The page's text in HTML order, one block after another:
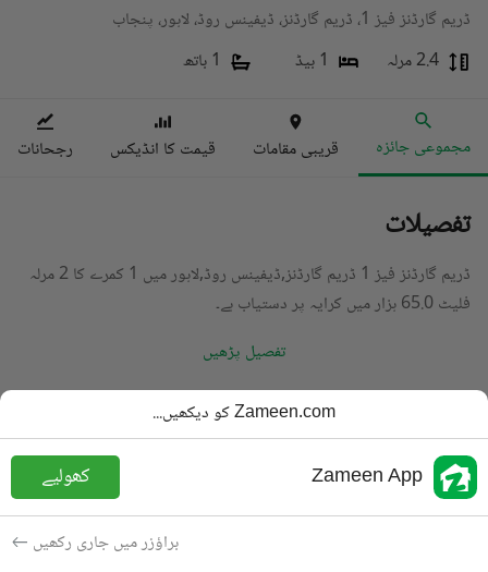
ڈریم گارڈنز فیز 1، ڈریم گارڈنز، ڈیفینس روڈ، لاہور، پنجاب
2.4 مرلہ
1 بیڈ 1 باتھ
مجموعی جائزہ قریبی مقامات قیمت کا انڈیکس رجحانات
تفصیلات
ڈریم گارڈنز فیز 1 ڈریم گارڈنز,ڈیفینس روڈ,لاہور میں 1 کمرے کا 2 مرلہ
فلیٹ 65.0 ہزار میں کرایہ پر دستیاب ہے۔
تفصیل پڑھیں
فلیٹ
قیمت
PKR
65 ہزار
باتھ
رقبہ
2.4 مرلہ
کرایہ پر دستیاب
Zameen.com کو دیکھیں...
Zameen App کھولیے
براؤزر میں جاری رکھیں